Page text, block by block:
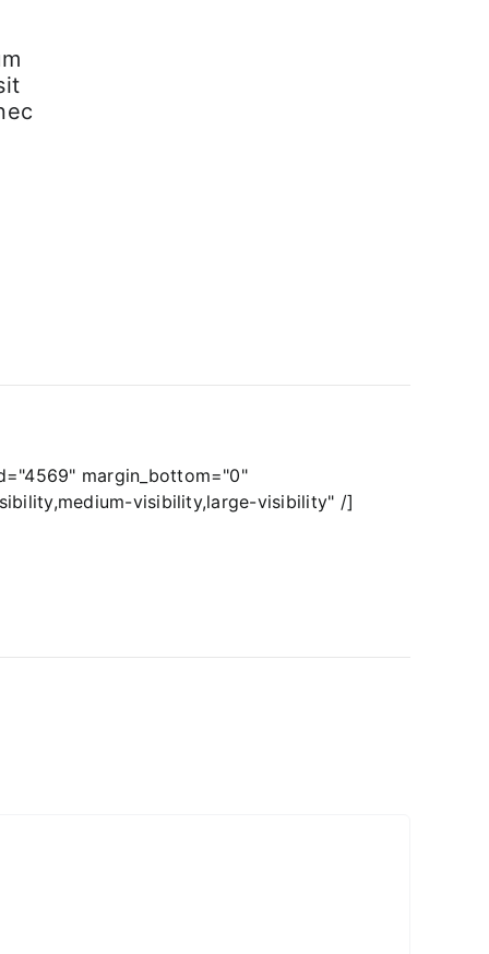
margin_bottom="0"
visibility,large-visibility" /]